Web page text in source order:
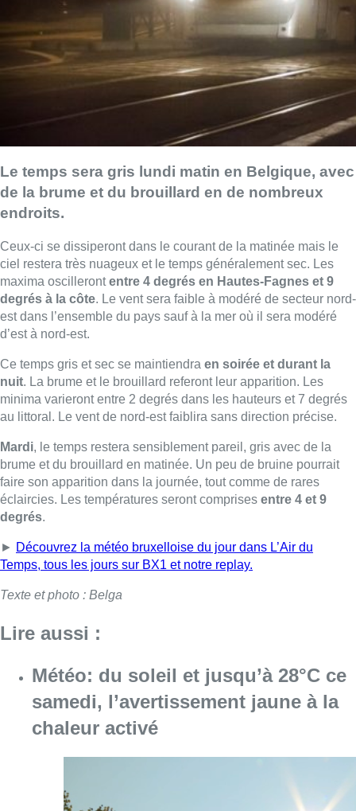
Le temps sera gris lundi matin en Belgique, avec
de la brume et du brouillard en de nombreux
endroits.
Ceux-ci se dissiperont dans le courant de la matinée mais le
ciel restera très nuageux et le temps généralement sec. Les
maxima oscillerontentre 4 degrés en Hautes-Fagnes et 9
degrés à la côte. Le vent sera faible à modéré de secteur nord-
est dans l’ensemble du pays sauf à la mer où il sera modéré
d’est à nord-est.
Ce temps gris et sec se maintiendra en soirée et durant la
nuit. La brume et le brouillard referont leur apparition. Les
minima varieront entre 2 degrés dans les hauteurs et 7 degrés
au littoral. Le vent de nord-est faiblira sans direction précise.
Mardi, le temps restera sensiblement pareil, gris avec de la
brume et du brouillard en matinée. Un peu de bruine pourrait
faire son apparition dans la journée, tout comme de rares
éclaircies. Les températures seront comprises entre 4 et 9
degrés.
► Découvrez la météo bruxelloise du jour dans L’Air du
Temps, tous les jours sur BX1 et notre replay.
Texte et photo : Belga
Lire aussi :
Météo: du soleil et jusqu’à 28°C ce
samedi, l’avertissement jaune à la
chaleur activé